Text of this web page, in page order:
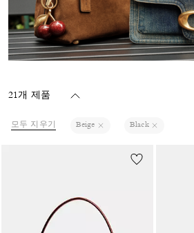
21개 제품
모두 지우기 Beige Black